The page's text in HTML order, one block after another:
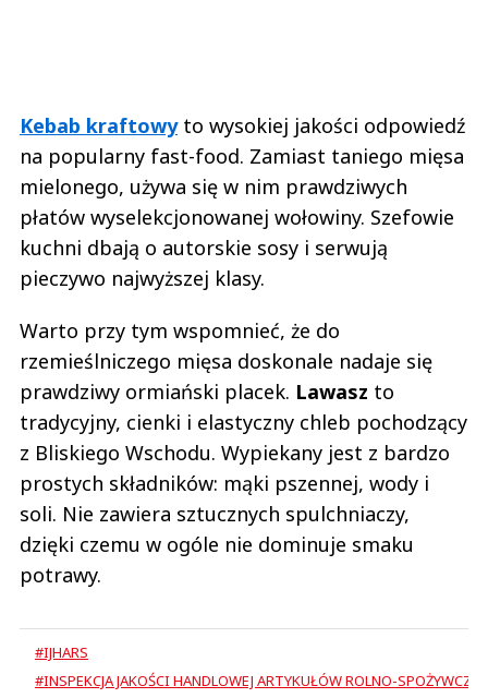
Kebab kraftowyto wysokiej jakości odpowiedź
na popularny fast-food. Zamiast taniego mięsa
mielonego, używa się w nim prawdziwych
płatów wyselekcjonowanej wołowiny. Szefowie
kuchni dbają o autorskie sosy i serwują
pieczywo najwyższej klasy.
Warto przy tym wspomnieć, że do
rzemieślniczego mięsa doskonale nadaje się
prawdziwy ormiański placek. Lawasz to
tradycyjny, cienki i elastyczny chleb pochodzący
z Bliskiego Wschodu. Wypiekany jest z bardzo
prostych składników: mąki pszennej, wody i
soli. Nie zawiera sztucznych spulchniaczy,
dzięki czemu w ogóle nie dominuje smaku
potrawy.
#IJHARS
#INSPEKCJA JAKOŚCI HANDLOWEJ ARTYKUŁÓW ROLNO-